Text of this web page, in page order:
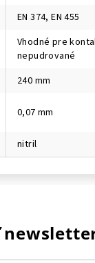
EN 374, EN 455
Vhodné pre
nepudrované
240 mm
0,07 mm
nitril